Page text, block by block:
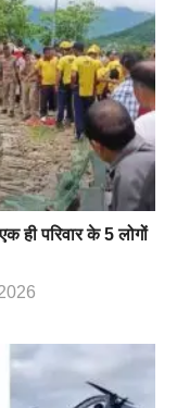
ही परिवार के 5 लोगों